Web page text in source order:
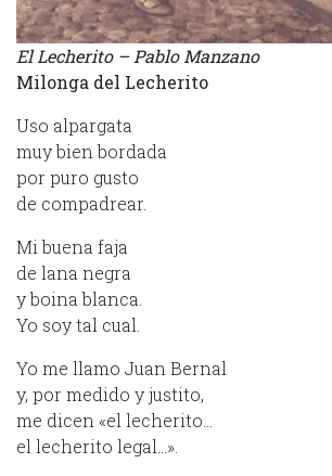
El Lecherito – Pablo Manzano
Milonga del Lecherito
Uso alpargata
muy bien bordada
por puro gusto
de compadrear.
Mi buena faja
de lana negra
y boina blanca.
Yo soy tal cual.
Yo me llamo Juan Bernal
y, por medido y justito,
me dicen «el lecherito…
el lecherito legal…».